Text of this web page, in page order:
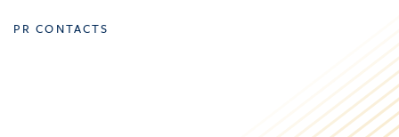
PR CONTACTS